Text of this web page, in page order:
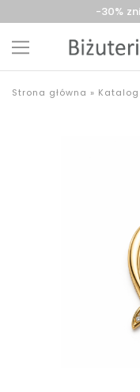
-30%
Szyszka
z
Strona główna » Katalog